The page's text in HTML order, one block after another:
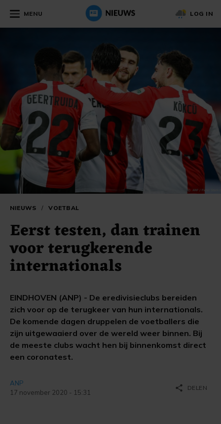
MENU LOG IN
NIEUWS / VOETBAL
Eerst testen, dan trainen
voor terugkerende
internationals
EINDHOVEN (ANP) - De eredivisieclubs bereiden
zich voor op de terugkeer van hun internationals.
De komende dagen druppelen de voetballers die
zijn uitgewaaierd over de wereld weer binnen. Bij
de meeste clubs wacht hen bij binnenkomst direct
een coronatest.
ANP
17 november 2020 - 15:31
share DELEN